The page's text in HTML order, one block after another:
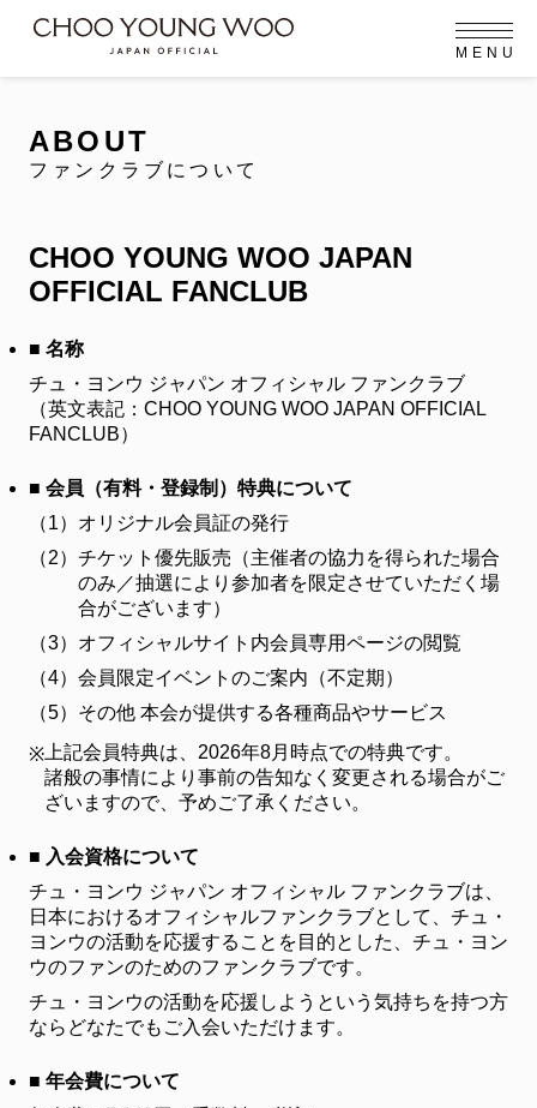
PROFILE
プロフィール
MEMBERSHIP
メンバーシップ
FANCLUB
ファンクラブ
FC NEWS
VIDEO
GALLERY
ギャラリー
CONTACT
お問い合わせ
OFFICIAL MENU
FC NEWS
MEMBERSHIP CARD
VIDEO
arrow_rightJOIN USarrow_right LOGIN
M E N U
ABOUT
ファンクラブについて
CHOO YOUNG WOO JAPAN
OFFICIAL FANCLUB
■ 名称
チュ・ヨンウ ジャパン オフィシャル ファンクラブ
（英文表記：CHOO YOUNG WOO JAPAN OFFICIAL
FANCLUB）
■ 会員（有料・登録制）特典について
（1） オリジナル会員証の発行
（2） チケット優先販売（主催者の協力を得られた場合
のみ／抽選により参加者を限定させていただく場
合がございます）
（3） オフィシャルサイト内会員専用ページの閲覧
（4） 会員限定イベントのご案内（不定期）
（5） その他 本会が提供する各種商品やサービス
※ 上記会員特典は、2026年8月時点での特典です。
諸般の事情により事前の告知なく変更される場合がご
ざいますので、予めご了承ください。
■ 入会資格について
チュ・ヨンウ ジャパン オフィシャル ファンクラブは、
日本におけるオフィシャルファンクラブとして、チュ・
ヨンウの活動を応援することを目的とした、チュ・ヨン
ウのファンのためのファンクラブです。
チュ・ヨンウの活動を応援しようという気持ちを持つ方
ならどなたでもご入会いただけます。
■ 年会費について